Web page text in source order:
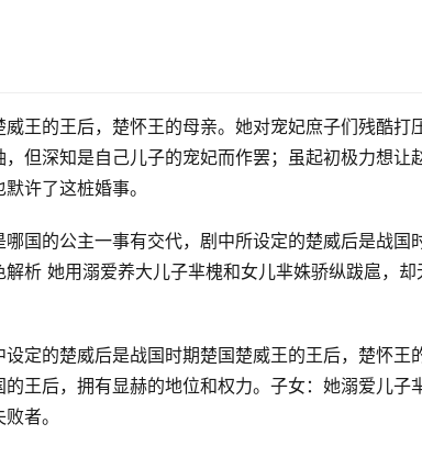
王的王后，楚怀王的母亲。她对宠妃庶子们残酷打压
但深知是自己儿子的宠妃而作罢；虽起初极力想让
许了这桩婚事。
国的公主一事有交代，剧中所设定的楚威后是战国
析 她用溺爱养大儿子芈槐和女儿芈姝骄纵跋扈，却
定的楚威后是战国时期楚国楚威王的王后，楚怀王
王后，拥有显赫的地位和权力。子女：她溺爱儿子
者。